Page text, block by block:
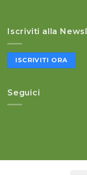
Iscriviti alla
ISCRIVITI ORA
Seguici